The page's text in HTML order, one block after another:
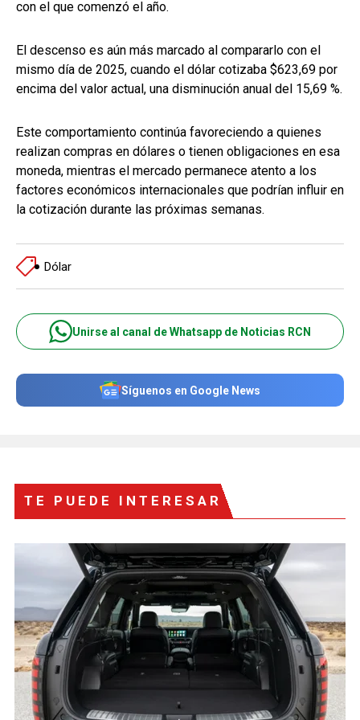
con el que comenzó el año.
El descenso es aún más marcado al compararlo con el
mismo día de 2025, cuando el dólar cotizaba $623,69 por
encima del valor actual, una disminución anual del 15,69 %.
Este comportamiento continúa favoreciendo a quienes
realizan compras en dólares o tienen obligaciones en esa
moneda, mientras el mercado permanece atento a los
factores económicos internacionales que podrían influir en
la cotización durante las próximas semanas.
Dólar
Unirse al canal de Whatsapp de Noticias RCN
Síguenos en Google News
TE PUEDE INTERESAR